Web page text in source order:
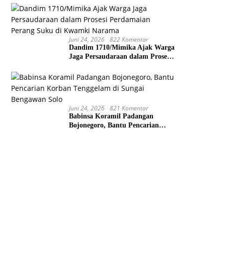
Juni 24, 2026 822 Komentar
Dandim 1710/Mimika Ajak Warga
Jaga Persaudaraan dalam Prosesi
Kwamki Narama
Juni 24, 2026 821 Komentar
Babinsa Koramil Padangan
Bojonegoro, Bantu Pencarian